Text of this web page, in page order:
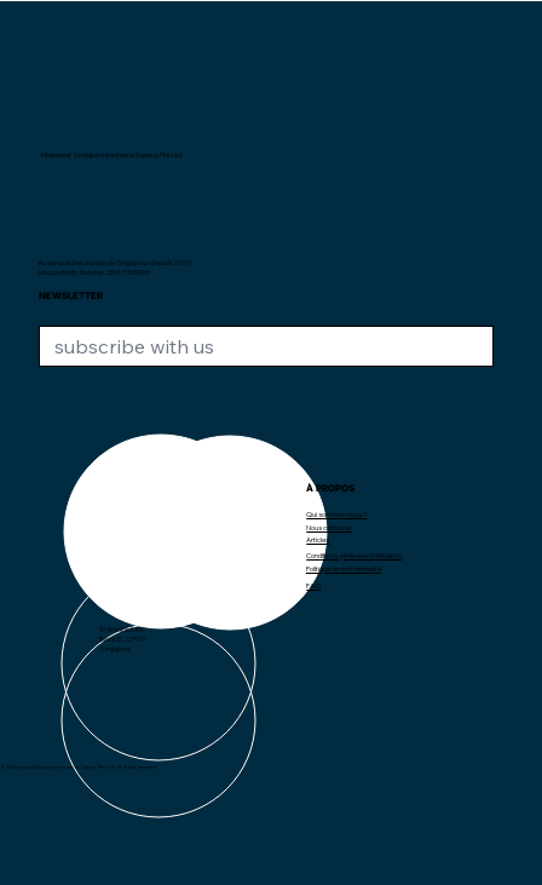
© 2026 Interexpat Singapore Insurance Agency Pte. Ltd - All Rights Reserved
Interexpat Singapore Insurance Agency Pte. Ltd.
Au service des expats de Singapour depuis 2007.
Unique Entity Number: 200710590H
10 Winstedt Rd
Block D, 227977
Singapore
NEWSLETTER
À PROPOS
Qui sommes-nous ?
Nous contacter
Articles
Conditions générales d'utilisation
Politique de confidentialité
FAQ